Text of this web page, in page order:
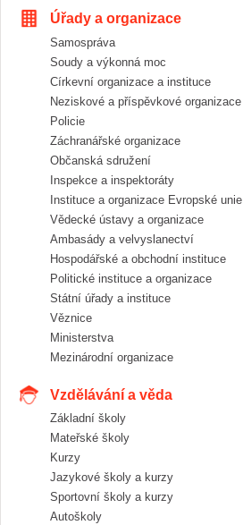
Úřady a organizace
Samospráva
Soudy a výkonná moc
Církevní organizace a instituce
Neziskové a příspěvkové organizace
Policie
Záchranářské organizace
Občanská sdružení
Inspekce a inspektoráty
Instituce a organizace Evropské unie
Vědecké ústavy a organizace
Ambasády a velvyslanectví
Hospodářské a obchodní instituce
Politické instituce a organizace
Státní úřady a instituce
Věznice
Ministerstva
Mezinárodní organizace
Vzdělávání a věda
Základní školy
Mateřské školy
Kurzy
Jazykové školy a kurzy
Sportovní školy a kurzy
Autoškoly